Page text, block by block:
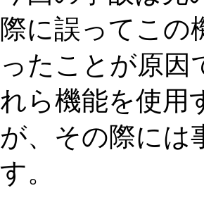
際に誤ってこの
ったことが原因
れら機能を使用
が、その際には
す。